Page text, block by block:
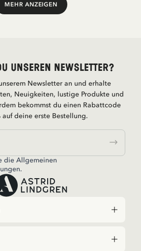
MEHR ANZEIGEN
Mehr anzeigen
unseren Newsletter?
Newsletter an und erhalte
Neuigkeiten, lustige Produkte und
bekommst du einen Rabattcode
auf deine erste Bestellung.
dieAllgemeinen